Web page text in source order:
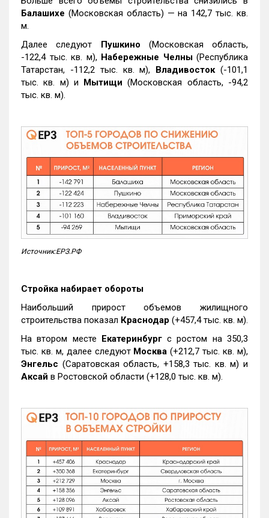
Балашихе (Московская область) — на 142,7 тыс. кв.
м.
Далее следуют Пушкино (Московская область,
-122,4 тыс. кв. м), Набережные Челны(Республика
Татарстан, -112,2 тыс. кв. м), Владивосток(-101,1
тыс. кв. м) и Мытищи (Московская область, -94,2
тыс. кв. м).
Источник:ЕРЗ.РФ
Стройка набирает обороты
Наибольший прирост объемов жилищного
строительства показал Краснодар (+457,4 тыс. кв. м).
На втором месте Екатеринбургс ростом на 350,3
тыс. кв. м, далее следуют Москва (+212,7 тыс. кв. м),
Энгельс (Саратовская область, +158,3 тыс. кв. м) и
Аксай в Ростовской области (+128,0 тыс. кв. м).